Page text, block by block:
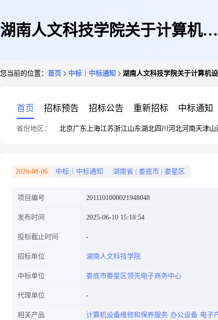
湖南人文科技学院关于计算机设
您当前的位置： 首页 中标｜中标通知 湖南人文科技学院关于计算机
首页 招标预告 招标公告 重新招标 中标通知
省份地区： 北京广东 上海江苏浙江山东湖北四川 河北河南天津山
2026-08-06 中标｜中标通知 湖南省 娄底市 娄星区
项目编号 2011101000021948048
发布时间 2025-06-10 15:18:54
投标截止时间
招标单位 湖南人文科技学院
中标单位 娄底市娄星区领先电子商务中心
代理单位
相关产品 计算机设备维修和保养服务 办公设备 电子